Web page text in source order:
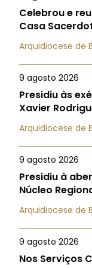
Celebrou e
Casa
Arquidiocese de
9 agosto 2026
Presidiu às
Xavier
Arquidiocese de
9 agosto 2026
Presidiu à
Núcleo
Arquidiocese de
9 agosto 2026
Nos Serviços